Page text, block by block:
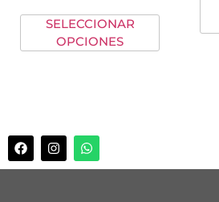
SELECCIONAR
OPCIONES